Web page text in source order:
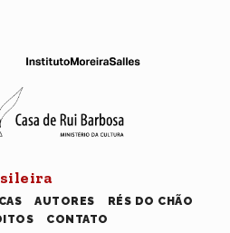
AUTORES
RÉS DO CHÃO
CONTATO